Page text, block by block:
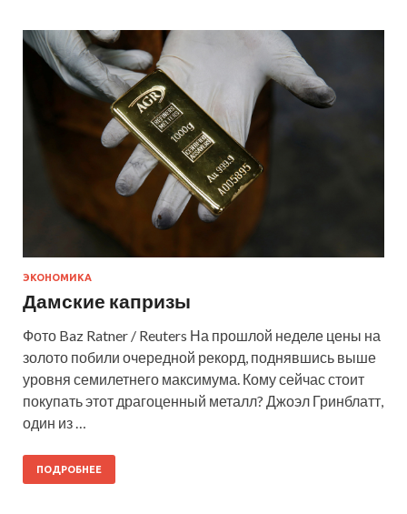
ЭКОНОМИКА
Дамские капризы
Фото Baz Ratner / Reuters На прошлой неделе цены на
золото побили очередной рекорд, поднявшись выше
уровня семилетнего максимума. Кому сейчас стоит
покупать этот драгоценный металл? Джоэл Гринблатт,
один из …
ПОДРОБНЕЕ